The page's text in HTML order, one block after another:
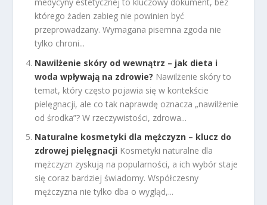
którego żaden zabieg nie powinien być
przeprowadzany. Wymagana pisemna zgoda nie
tylko chroni...
Nawilżenie skóry od wewnątrz – jak dieta i
woda wpływają na zdrowie? Nawilżenie skóry to
temat, który często pojawia się w kontekście
pielęgnacji, ale co tak naprawdę oznacza „nawilżenie
od środka”? W rzeczywistości, zdrowa...
Naturalne kosmetyki dla mężczyzn – klucz do
zdrowej pielęgnacji Kosmetyki naturalne dla
mężczyzn zyskują na popularności, a ich wybór staje
się coraz bardziej świadomy. Współczesny
mężczyzna nie tylko dba o wygląd,...